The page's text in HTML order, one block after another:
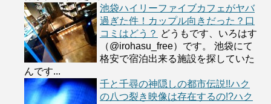
池袋ハイリーファイブカフェがヤバ
過ぎた件！カップル向きだった？口
コミはどう？ どうもです、いろはす
（@irohasu_free）です。 池袋にて
格安で宿泊出来る施設を探していた
んです...
千と千尋の神隠しの都市伝説!!ハク
の八つ裂き映像は存在するの!?ハク